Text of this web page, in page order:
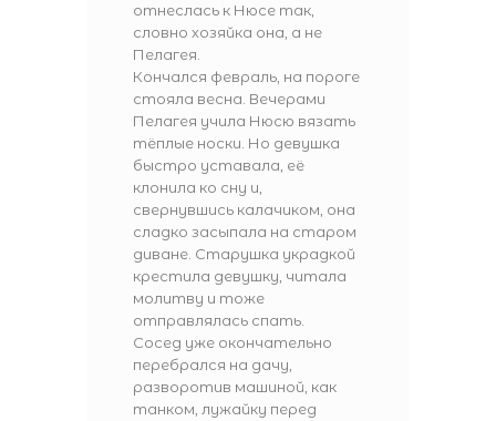
отнеслась к Нюсе так,
словно хозяйка она, а не
Пелагея.
Кончался февраль, на пороге
стояла весна. Вечерами
Пелагея учила Нюсю вязать
тёплые носки. Но девушка
быстро уставала, её
клонила ко сну и,
свернувшись калачиком, она
сладко засыпала на старом
диване. Старушка украдкой
крестила девушку, читала
молитву и тоже
отправлялась спать.
Сосед уже окончательно
перебрался на дачу,
разворотив машиной, как
танком, лужайку перед